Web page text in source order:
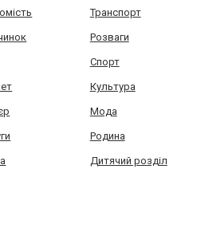
Транспорт
Розваги
Спорт
Культура
Мода
Родина
Дитячий розділ